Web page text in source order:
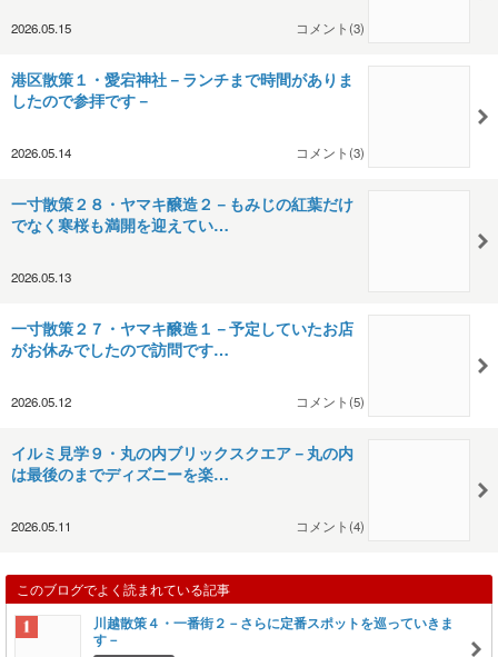
2026.05.15 コメント(3)
港区散策１・愛宕神社－ランチまで時間がありま
したので参拝です－
2026.05.14 コメント(3)
一寸散策２８・ヤマキ醸造２－もみじの紅葉だけ
でなく寒桜も満開を迎えてい…
2026.05.13
一寸散策２７・ヤマキ醸造１－予定していたお店
がお休みでしたので訪問です…
2026.05.12 コメント(5)
イルミ見学９・丸の内ブリックスクエア－丸の内
は最後のまでディズニーを楽…
2026.05.11 コメント(4)
このブログでよく読まれている記事
川越散策４・一番街２－さらに定番スポットを巡っていきま
す－